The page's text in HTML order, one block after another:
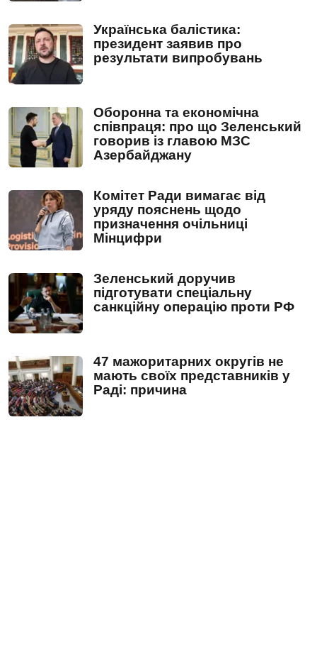
Українська балістика:
президент заявив про
результати випробувань
Оборонна та економічна
співпраця: про що Зеленський
говорив із главою МЗС
Азербайджану
Комітет Ради вимагає від
уряду пояснень щодо
призначення очільниці
Мінцифри
Зеленський доручив
підготувати спеціальну
санкційну операцію проти РФ
47 мажоритарних округів не
мають своїх представників у
Раді: причина